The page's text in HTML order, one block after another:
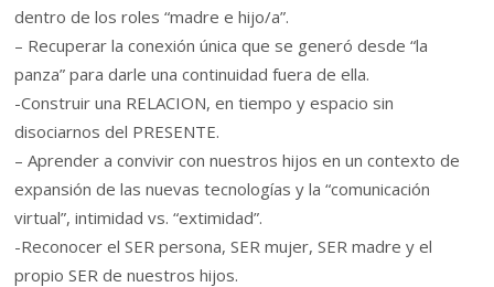
dentro de los roles “madre e hijo/a”.
– Recuperar la conexión única que se generó desde “la
panza” para darle una continuidad fuera de ella.
-Construir una RELACION, en tiempo y espacio sin
disociarnos del PRESENTE.
– Aprender a convivir con nuestros hijos en un contexto de
expansión de las nuevas tecnologías y la “comunicación
virtual”, intimidad vs. “extimidad”.
-Reconocer el SER persona, SER mujer, SER madre y el
propio SER de nuestros hijos.